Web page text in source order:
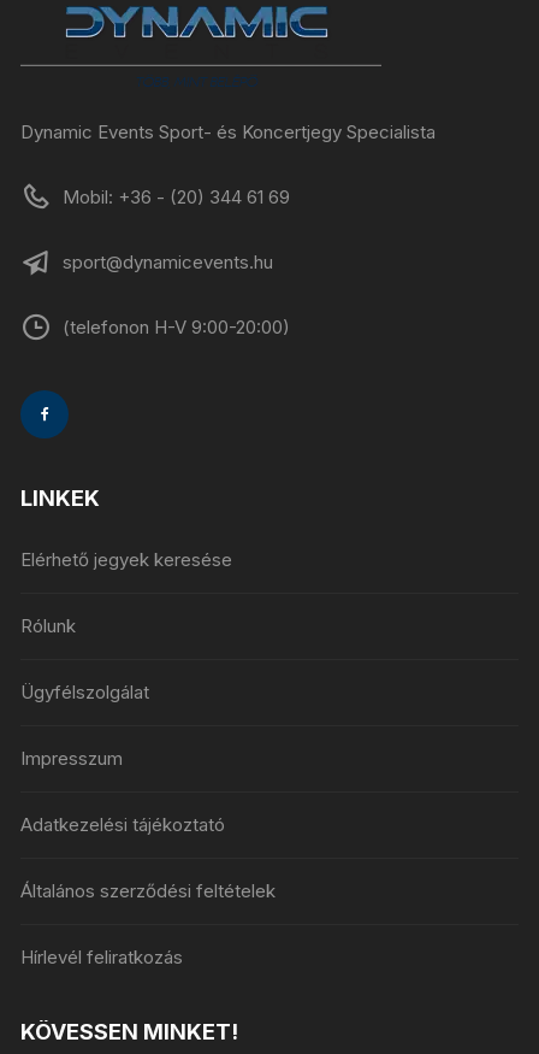
Dynamic Events Sport- és Koncertjegy Specialista
Mobil: +36 - (20) 344 61 69
sport@dynamicevents.hu
(telefonon H-V 9:00-20:00)
LINKEK
Elérhető jegyek keresése
Rólunk
Ügyfélszolgálat
Impresszum
Adatkezelési tájékoztató
Általános szerződési feltételek
Hírlevél feliratkozás
KÖVESSEN MINKET!